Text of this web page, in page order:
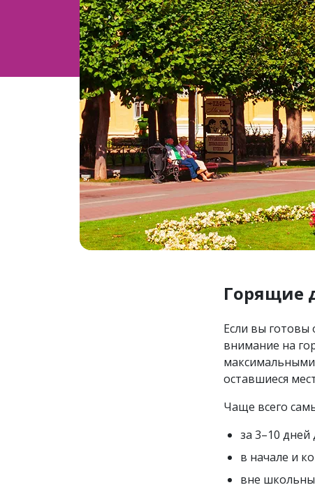
Горящие
Если вы готовы
внимание на
оставшиеся
Чаще всего
за 3–10
в начале и
вне